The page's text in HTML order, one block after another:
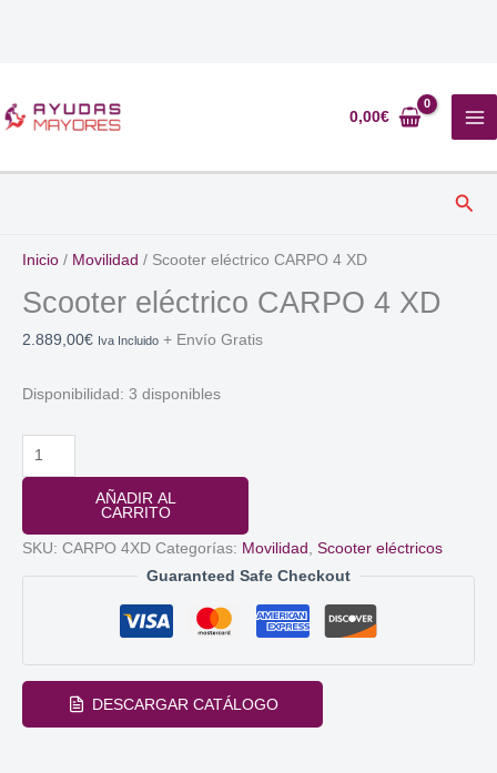
al
contenido
0,00€
Inicio / Movilidad / Scooter eléctrico CARPO 4 XD
Scooter eléctrico CARPO 4 XD
2.889,00€ Iva Incluido + Envío Gratis
Disponibilidad: 3 disponibles
Scooter
eléctrico
4
XD
AÑADIR AL
CARRITO
SKU: CARPO 4XD Categorías: Movilidad Scooter eléctricos
Guaranteed Safe Checkout
DESCARGAR CATÁLOGO